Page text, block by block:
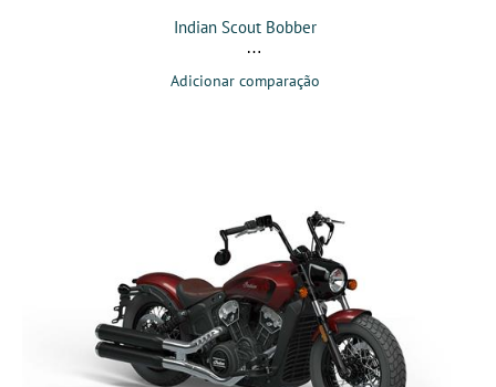
Indian Scout Bobber
Adicionar comparação